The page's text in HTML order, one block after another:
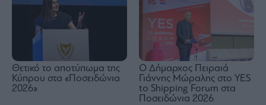
Θετικό το αποτύπωμα της
Κύπρου στα «Ποσειδώνια
2026»
Ο Δήμαρχος Πειραιά
Γιάννης Μώραλης στο YES
to Shipping Forum στα
Ποσειδώνια 2026